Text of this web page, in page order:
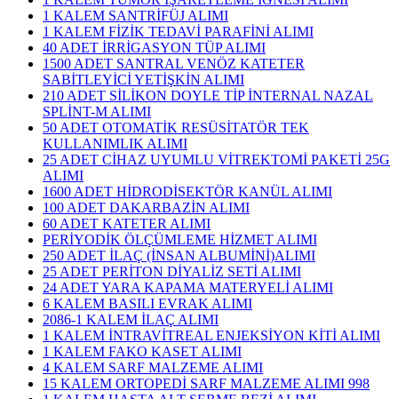
1 KALEM SANTRİFÜJ ALIMI
1 KALEM FİZİK TEDAVİ PARAFİNİ ALIMI
40 ADET İRRİGASYON TÜP ALIMI
1500 ADET SANTRAL VENÖZ KATETER
SABİTLEYİCİ YETİŞKİN ALIMI
210 ADET SİLİKON DOYLE TİP İNTERNAL NAZAL
SPLİNT-M ALIMI
50 ADET OTOMATİK RESÜSİTATÖR TEK
KULLANIMLIK ALIMI
25 ADET CİHAZ UYUMLU VİTREKTOMİ PAKETİ 25G
ALIMI
1600 ADET HİDRODİSEKTÖR KANÜL ALIMI
100 ADET DAKARBAZİN ALIMI
60 ADET KATETER ALIMI
PERİYODİK ÖLÇÜMLEME HİZMET ALIMI
250 ADET İLAÇ (İNSAN ALBUMİNİ)ALIMI
25 ADET PERİTON DİYALİZ SETİ ALIMI
24 ADET YARA KAPAMA MATERYELİ ALIMI
6 KALEM BASILI EVRAK ALIMI
2086-1 KALEM İLAÇ ALIMI
1 KALEM İNTRAVİTREAL ENJEKSİYON KİTİ ALIMI
1 KALEM FAKO KASET ALIMI
4 KALEM SARF MALZEME ALIMI
15 KALEM ORTOPEDİ SARF MALZEME ALIMI 998